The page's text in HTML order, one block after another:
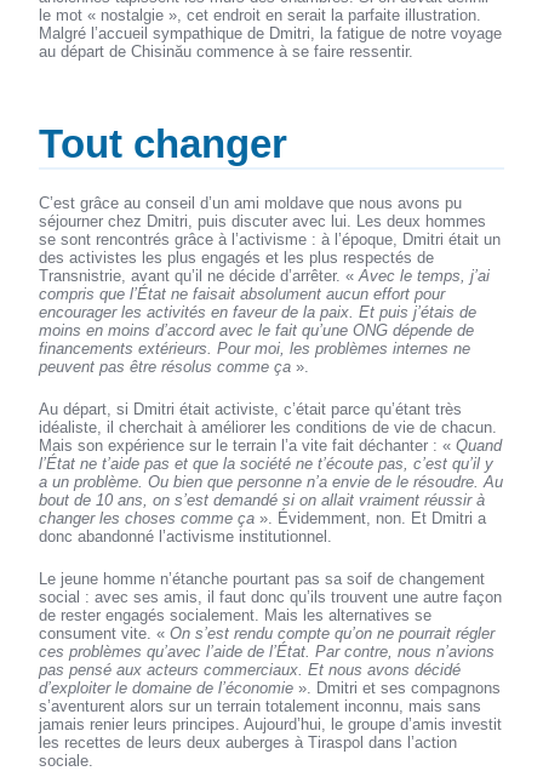
le mot « nostalgie », cet endroit en serait la parfaite illustration.
Malgré l’accueil sympathique de Dmitri, la fatigue de notre voyage
au départ de Chisinău commence à se faire ressentir.
Tout changer
C’est grâce au conseil d’un ami moldave que nous avons pu
séjourner chez Dmitri, puis discuter avec lui. Les deux hommes
se sont rencontrés grâce à l’activisme : à l’époque, Dmitri était un
des activistes les plus engagés et les plus respectés de
Transnistrie, avant qu’il ne décide d’arrêter. «Avec le temps, j’ai
compris que l’État ne faisait absolument aucun effort pour
encourager les activités en faveur de la paix. Et puis j’étais de
moins en moins d’accord avec le fait qu’une ONG dépende de
financements extérieurs. Pour moi, les problèmes internes ne
peuvent pas être résolus comme ça ».
Au départ, si Dmitri était activiste, c’était parce qu’étant très
idéaliste, il cherchait à améliorer les conditions de vie de chacun.
Mais son expérience sur le terrain l’a vite fait déchanter : «Quand
l’État ne t’aide pas et que la société ne t’écoute pas, c’est qu’il y
a un problème. Ou bien que personne n’a envie de le résoudre. Au
bout de 10 ans, on s’est demandé si on allait vraiment réussir à
changer les choses comme ça ». Évidemment, non. Et Dmitri a
donc abandonné l’activisme institutionnel.
Le jeune homme n’étanche pourtant pas sa soif de changement
social : avec ses amis, il faut donc qu’ils trouvent une autre façon
de rester engagés socialement. Mais les alternatives se
consument vite. «On s’est rendu compte qu’on ne pourrait régler
ces problèmes qu’avec l’aide de l’État. Par contre, nous n’avions
pas pensé aux acteurs commerciaux. Et nous avons décidé
d’exploiter le domaine de l’économie ». Dmitri et ses compagnons
s’aventurent alors sur un terrain totalement inconnu, mais sans
jamais renier leurs principes. Aujourd’hui, le groupe d’amis investit
les recettes de leurs deux auberges à Tiraspol dans l’action
sociale.